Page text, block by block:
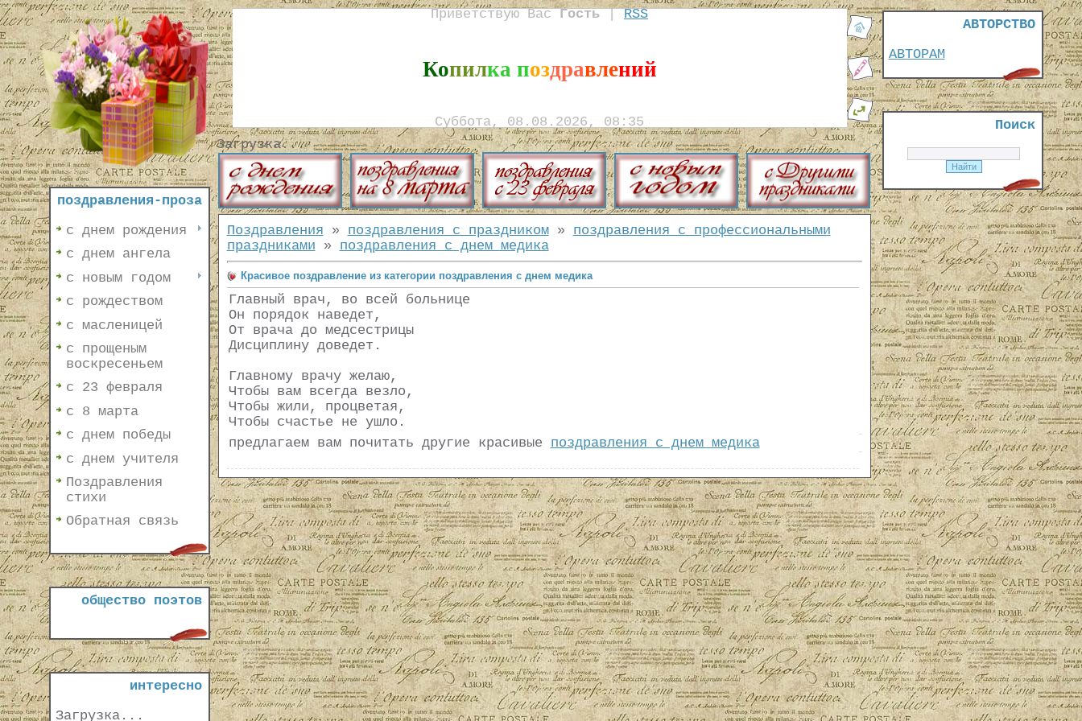
поздравления-проза
с днем рождения
с днем ангела
с новым годом
с рождеством
с масленицей
с прощеным
воскресеньем
с 23 февраля
с 8 марта
с днем победы
с днем учителя
Поздравления
стихи
Обратная связь
общество поэтов
интересно
Загрузка...
Приветствую Вас Гость|RSS
Копилка поздравлений
Суббота, 08.08.2026, 08:35
Загрузка...
Поздравления » поздравления с праздником» поздравления с профессиональными
праздниками » поздравления с днем медика
Красивое поздравление из категории поздравления с днем медика
Главный врач, во всей больнице
Он порядок наведет,
От врача до медсестрицы
Дисциплину доведет.
Главному врачу желаю,
Чтобы вам всегда везло,
Чтобы жили, процветая,
Чтобы счастье не ушло.
предлагаем вам почитать другие красивые поздравления с днем медика
АВТОРСТВО
АВТОРАМ
Поиск